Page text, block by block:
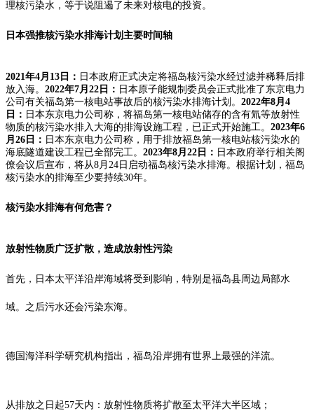
理核污染水，等于说阻遏了未来对核电的投资。
日本强推核污染水排海计划 主要时间轴
2021年4月13日： 日本政府正式决定将福岛核污染水经过滤并稀释后排
放入海。 2022年7月22日： 日本原子能规制委员会正式批准了东京电力
公司有关福岛第一核电站事故后的核污染水排海计划。 2022年8月4
日： 日本东京电力公司称，将福岛第一核电站储存的含有氚等放射性
物质的核污染水排入大海的排海设施工程，已正式开始施工。 2023年6
月26日： 日本东京电力公司称，用于排放福岛第一核电站核污染水的
海底隧道建设工程已全部完工。 2023年8月22日： 日本政府举行相关阁
僚会议后宣布，将从8月24日启动福岛核污染水排海。 根据计划，福岛
核污染水的排海至少要持续30年。
核污染水排海有何危害？
放射性物质广泛扩散，造成放射性污染
首先，日本太平洋沿岸海域将受到影响，特别是福岛县周边局部水
域。之后污水还会污染东海。
德国海洋科学研究机构指出，福岛沿岸拥有世界上最强的洋流。
从排放之日起57天内：放射性物质将扩散至太平洋大半区域；